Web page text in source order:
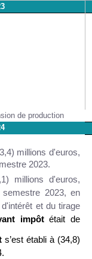
de production
millions d'euros,
2023.
millions d'euros,
2023, en
et du tirage
impôtétait de
s’est établi à (34,8)